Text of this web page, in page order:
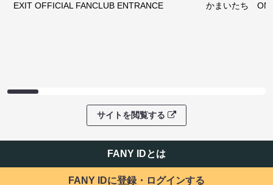
EXIT OFFICIAL FANCLUB ENTRANCE かまいたち
サイトを閲覧する
FANY IDとは
FANY IDに登録・ログインする